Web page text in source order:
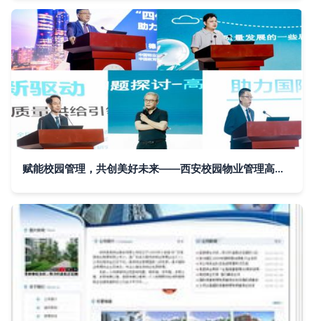
赋能校园管理，共创美好未来——西安校园物业管理高质量发展公益大讲堂在我校开讲